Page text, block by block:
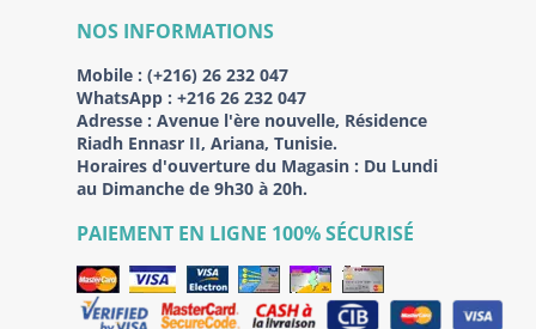
NOS INFORMATIONS
Mobile : (+216) 26 232 047
WhatsApp : +216 26 232 047
Adresse : Avenue l'ère nouvelle, Résidence
Riadh Ennasr II, Ariana, Tunisie.
Horaires d'ouverture du Magasin : Du Lundi
au Dimanche de 9h30 à 20h.
PAIEMENT EN LIGNE 100% SÉCURISÉ